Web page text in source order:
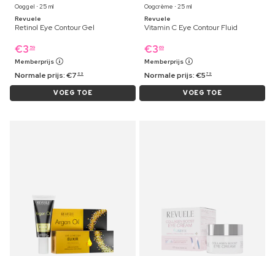
Ooggel ⋅ 25 ml
Revuele
Retinol Eye Contour Gel
€3 59
Memberprijs
Normale prijs:€7 69
VOEG TOE
Oogcrème ⋅ 25 ml
Revuele
Vitamin C Eye Contour Fluid
€3 69
Memberprijs
Normale prijs:€5 79
VOEG TOE